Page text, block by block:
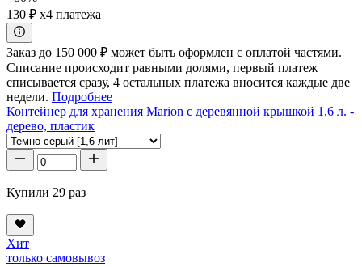
130 ₽ x4 платежа
Заказ до 150 000 ₽ может быть оформлен с оплатой частями.
Списание происходит равными долями, первый платеж
списывается сразу, 4 остальных платежа вносится каждые две
недели. Подробнее
Контейнер для хранения Marion с деревянной крышкой 1,6 л. -
дерево, пластик
Купили 29 раз
Хит
только самовывоз